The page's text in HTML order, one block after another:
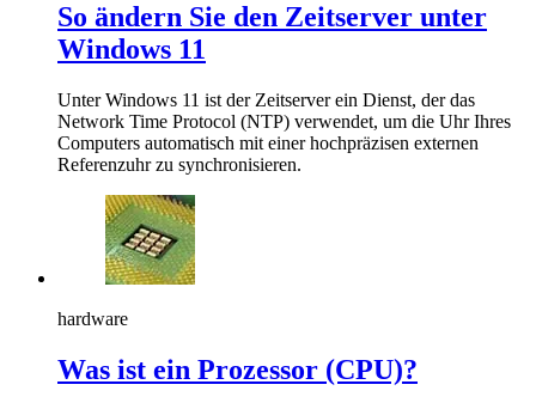
So ändern Sie den Zeitserver unter
Windows 11
Unter Windows 11 ist der Zeitserver ein Dienst, der das
Network Time Protocol (NTP) verwendet, um die Uhr Ihres
Computers automatisch mit einer hochpräzisen externen
Referenzuhr zu synchronisieren.
hardware
Was ist ein Prozessor (CPU)?